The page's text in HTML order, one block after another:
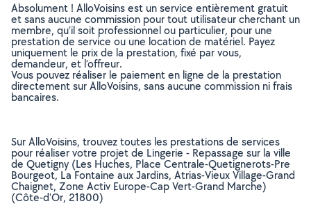
Absolument ! AlloVoisins est un service entièrement gratuit
et sans aucune commission pour tout utilisateur cherchant un
membre, qu’il soit professionnel ou particulier, pour une
prestation de service ou une location de matériel. Payez
uniquement le prix de la prestation, fixé par vous,
demandeur, et l’offreur.
Vous pouvez réaliser le paiement en ligne de la prestation
directement sur AlloVoisins, sans aucune commission ni frais
bancaires.
Sur AlloVoisins, trouvez toutes les prestations de services
pour réaliser votre projet de Lingerie - Repassage sur la ville
de Quetigny (Les Huches, Place Centrale-Quetignerots-Pre
Bourgeot, La Fontaine aux Jardins, Atrias-Vieux Village-Grand
Chaignet, Zone Activ Europe-Cap Vert-Grand Marche)
(Côte-d'Or, 21800)